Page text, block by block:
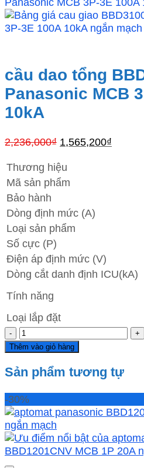
cầu dao tổng
Panasonic MCB
10kA
2,236,000₫ Giá
là:
2,236,000₫.
1,565,200₫
Thương hiệu
Mã sản phẩm
Bảo hành
Dòng định mức (A)
Loại sản phẩm
Số cực (P)
Điện áp định mức (V)
Dòng cắt danh định ICU(kA)
Tính năng
Loại lắp đặt
cầu
dao
BBD31003CHV
Panasonic
MCB
3P-
3E
100A
10kA
Thêm vào giỏ hàng
Sản phẩm tương tự
-30%